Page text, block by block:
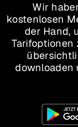
Wir
kostenlosen
der Hand,
Tarifoptionen
downloaden